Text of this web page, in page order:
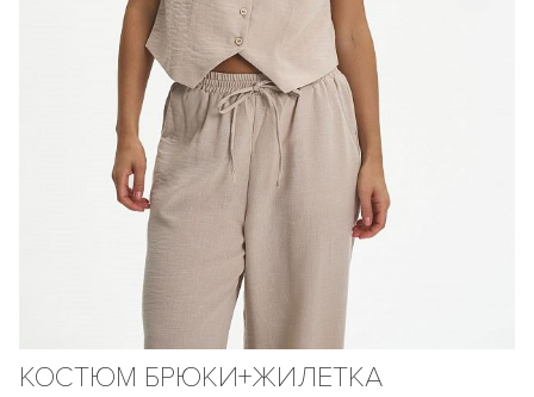
КОСТЮМ БРЮКИ+ЖИЛЕТКА